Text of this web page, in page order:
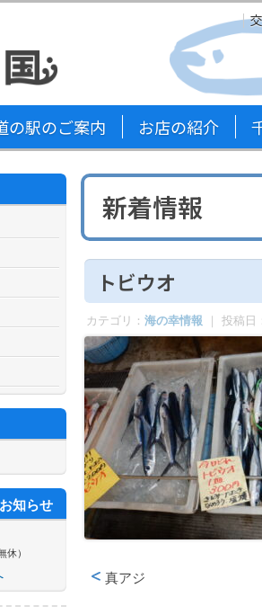
の駅のご案内 お店の紹介
新着情報
トビウオ
カテゴリ： 海の幸情報 ｜ 投稿日
真アジ
知らせ
休）